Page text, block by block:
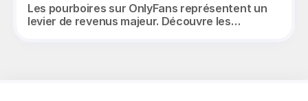
Les pourboires sur OnlyFans représentent un
levier de revenus majeur. Découvre les